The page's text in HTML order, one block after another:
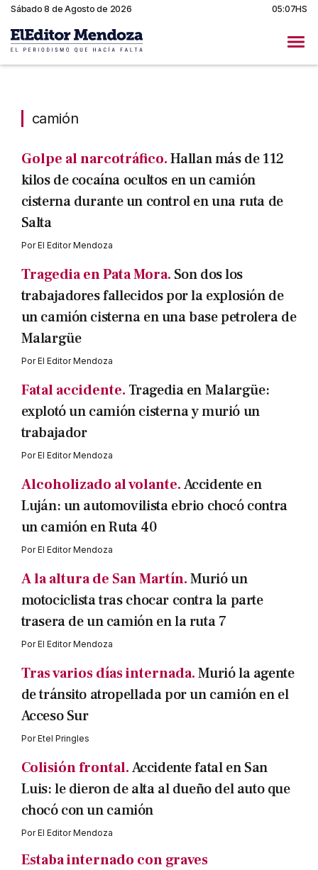
Sábado 8 de Agosto de 2026 05:07HS
camión
Golpe al narcotráfico.Hallan más de 112
kilos de cocaína ocultos en un camión
cisterna durante un control en una ruta de
Salta
PorEl Editor Mendoza
Tragedia en Pata Mora. Son dos los
trabajadores fallecidos por la explosión de
un camión cisterna en una base petrolera de
Malargüe
PorEl Editor Mendoza
Fatal accidente. Tragedia en Malargüe:
explotó un camión cisterna y murió un
trabajador
PorEl Editor Mendoza
Alcoholizado al volante.Accidente en
Luján: un automovilista ebrio chocó contra
un camión en Ruta 40
PorEl Editor Mendoza
A la altura de San Martín.Murió un
motociclista tras chocar contra la parte
trasera de un camión en la ruta 7
PorEl Editor Mendoza
Tras varios días internada.Murió la agente
de tránsito atropellada por un camión en el
Acceso Sur
PorEtel Pringles
Colisión frontal.Accidente fatal en San
Luis: le dieron de alta al dueño del auto que
chocó con un camión
PorEl Editor Mendoza
Estaba internado con graves